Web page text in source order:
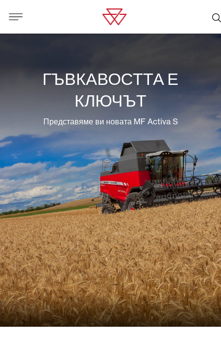
ГЪВКАВОСТТА Е
КЛЮЧЪТ
Представяме ви новата MF Activa S